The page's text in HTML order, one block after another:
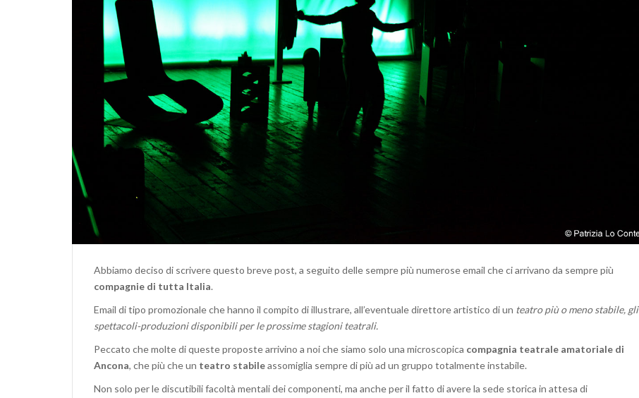
DI
ANCONA.
Abbiamo deciso di scrivere questo breve post, a seguito delle sempre più numerose email che ci arrivano da sempre più
compagnie di tutta Italia.
Email di tipo promozionale che hanno il compito di illustrare, all’eventuale direttore artistico di un teatro più o meno stabile, gli
spettacoli-produzioni disponibili per le prossime stagioni teatrali.
Peccato che molte di queste proposte arrivino a noi che siamo solo una microscopica compagnia teatrale amatoriale di
Ancona, che più che un teatro stabileassomiglia sempre di più ad un gruppo totalmente instabile.
Non solo per le discutibili facoltà mentali dei componenti, ma anche per il fatto di avere la sede storica in attesa di